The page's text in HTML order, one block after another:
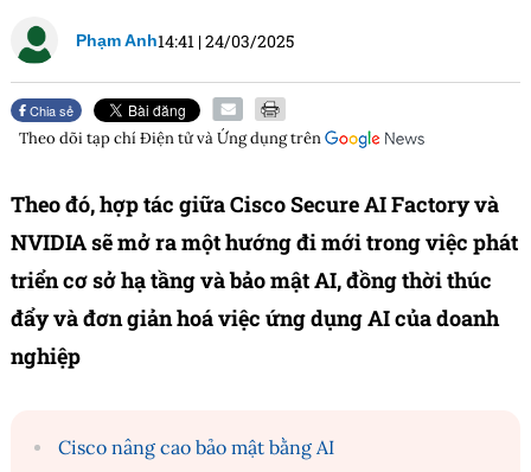
Phạm Anh14:41 |24/03/2025
Chia sẻ
Theo dõi tạp chíĐiện tử và Ứng dụngtrên
Theo đó, hợp tác giữa Cisco Secure AI Factory và
NVIDIA sẽ mở ra một hướng đi mới trong việc phát
triển cơ sở hạ tầng và bảo mật AI, đồng thời thúc
đẩy và đơn giản hoá việc ứng dụng AI của doanh
nghiệp
Cisco nâng cao bảo mật bằng AI